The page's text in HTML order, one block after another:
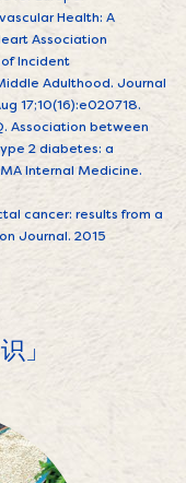
Health: A
Association
of Incident
Adulthood. Journal
17;10(16):e020718.
Association between
2 diabetes: a
Internal Medicine.
cancer: results from a
Journal. 2015
」